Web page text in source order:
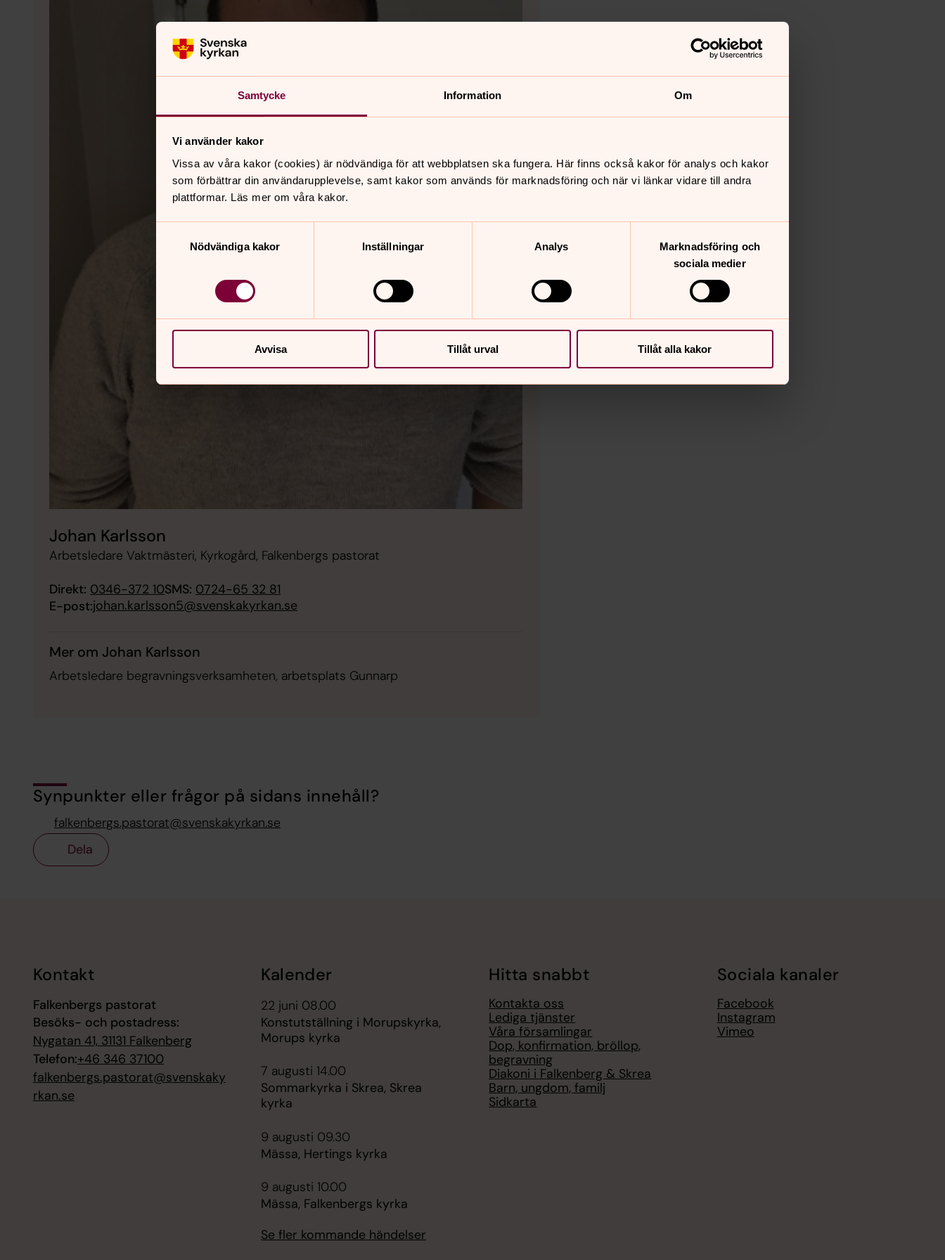
Samtycke Information Om
Vi använder kakor
Vissa av våra kakor (cookies) är nödvändiga för att webbplatsen ska fungera. Här finns också kakor för analys och kakor
som förbättrar din användarupplevelse, samt kakor som används för marknadsföring och när vi länkar vidare till andra
plattformar. Läs mer om våra kakor.
Nödvändiga kakor
Inställningar Analys
Marknadsföring och
sociala medier
Avvisa Tillåt urval Tillåt alla kakor
Johan Karlsson
Arbetsledare Vaktmästeri, Kyrkogård, Falkenbergs pastorat
Direkt: 0346-372 10SMS: 0724-65 32 81
E-post:johan.karlsson5@svenskakyrkan.se
Mer om Johan Karlsson
Arbetsledare begravningsverksamheten, arbetsplats Gunnarp
Synpunkter eller frågor på sidans innehåll?
falkenbergs.pastorat@svenskakyrkan.se
Dela
Kontakt
Falkenbergs pastorat
Besöks- och postadress:
Nygatan 41, 31131 Falkenberg
Telefon:+46 346 37100
falkenbergs.pastorat@svenskaky
rkan.se
Kalender
22 juni 08.00
Konstutställning i Morupskyrka,
Morups kyrka
7 augusti 14.00
Sommarkyrka i Skrea, Skrea
kyrka
9 augusti 09.30
Mässa, Hertings kyrka
9 augusti 10.00
Mässa, Falkenbergs kyrka
Se fler kommande händelser
Hitta snabbt
Kontakta oss
Lediga tjänster
Våra församlingar
Dop, konfirmation, bröllop,
begravning
Diakoni i Falkenberg & Skrea
Barn, ungdom, familj
Sidkarta
Sociala kanaler
Facebook
Instagram
Vimeo